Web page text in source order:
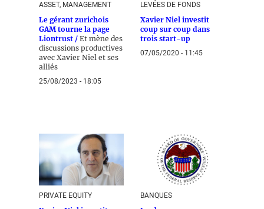
ASSET, MANAGEMENT
Le gérant zurichois
GAM tourne la page
Liontrust / Et mène des
discussions productives
avec Xavier Niel et ses
alliés
25/08/2023 - 18:05
LEVÉES DE FONDS
Xavier Niel investit
coup sur coup dans
trois start-up
07/05/2020 - 11:45
PRIVATE EQUITY BANQUES